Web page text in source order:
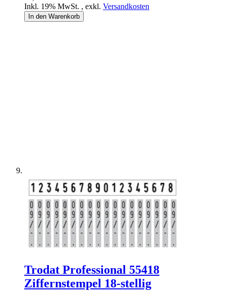
Inkl. 19% MwSt. , exkl. Versandkosten
In den Warenkorb
Trodat Professional 55418
Ziffernstempel 18-stellig